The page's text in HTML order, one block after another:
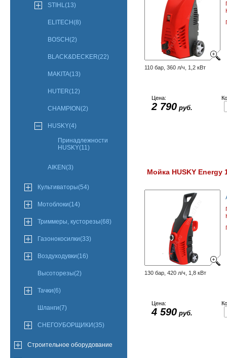
STIHL(13)
ELITECH(8)
BOSCH(2)
BLACK&DECKER(22)
MAKITA(13)
HUTER(12)
CHAMPION(2)
HUSKY(4)
Принадлежности
HUSKY(11)
AIKEN(3)
Культиваторы(54)
Мотоблоки(14)
Триммеры, кусторезы(68)
Газонокосилки(33)
Воздуходувки(16)
Высоторезы(2)
Тачки(6)
Шланги(7)
СНЕГОУБОРЩИКИ(35)
Строительное оборудование
110 бар, 360 л/ч, 1,2 кВт
Цена:
2 790 руб.
Мойка HUSKY Energy
130 бар, 420 л/ч, 1,8 кВт
Цена:
4 590 руб.